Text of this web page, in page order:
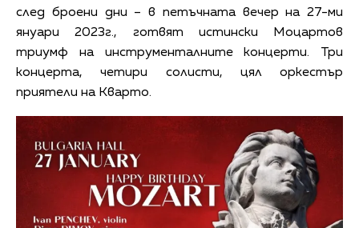
след броени дни – в петъчната вечер на 27-ми
януари 2023г., готвят истински Моцартов
триумф на инструменталните концерти. Три
концерта, четири солисти, цял оркестър
приятели на Кварто.